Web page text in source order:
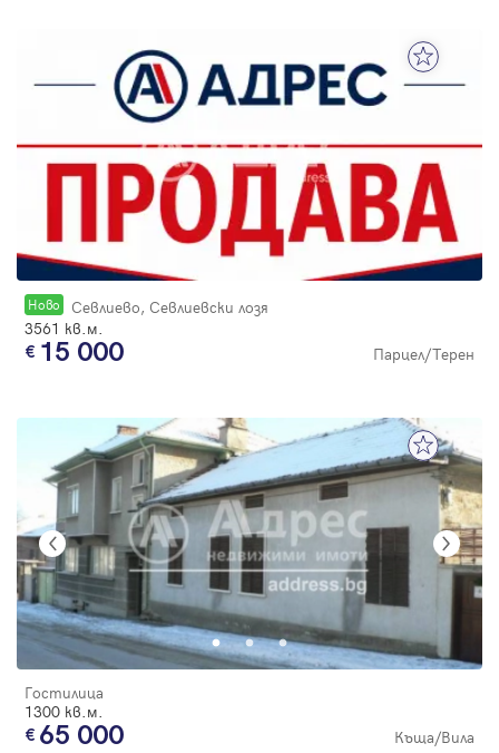
Новo
Севлиево, Севлиевски лозя
3561 кв.м.
15 000 Парцел/Терен
Гостилица
1300 кв.м.
65 000 Къща/Вила